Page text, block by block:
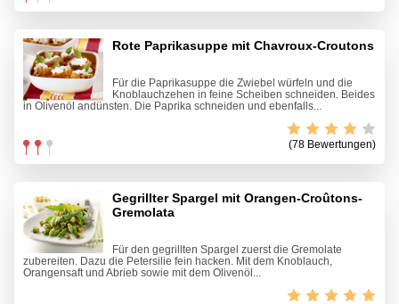
Rote Paprikasuppe mit Chavroux-Croutons
Für die Paprikasuppe die Zwiebel würfeln und die
Knoblauchzehen in feine Scheiben schneiden. Beides
in Olivenöl andünsten. Die Paprika schneiden und ebenfalls...
(78 Bewertungen)
Gegrillter Spargel mit Orangen-Croûtons-
Gremolata
Für den gegrillten Spargel zuerst die Gremolate
zubereiten. Dazu die Petersilie fein hacken. Mit dem Knoblauch,
Orangensaft und Abrieb sowie mit dem Olivenöl...